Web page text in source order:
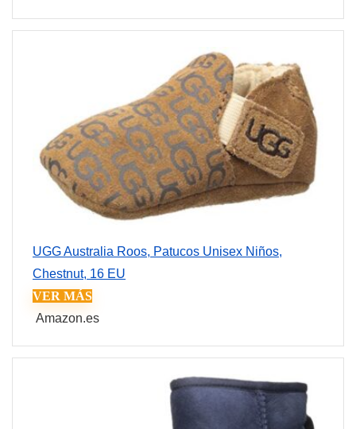
UGG Australia Roos, Patucos Unisex Niños,
Chestnut, 16 EU
VER MÁS
Amazon.es